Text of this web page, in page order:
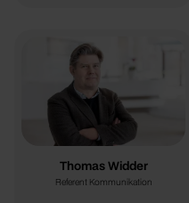
Thomas Widder
Referent Kommunikation